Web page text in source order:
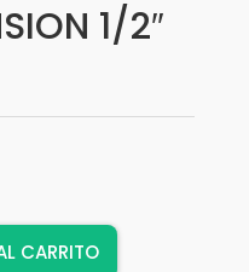
1/2″
CARRITO